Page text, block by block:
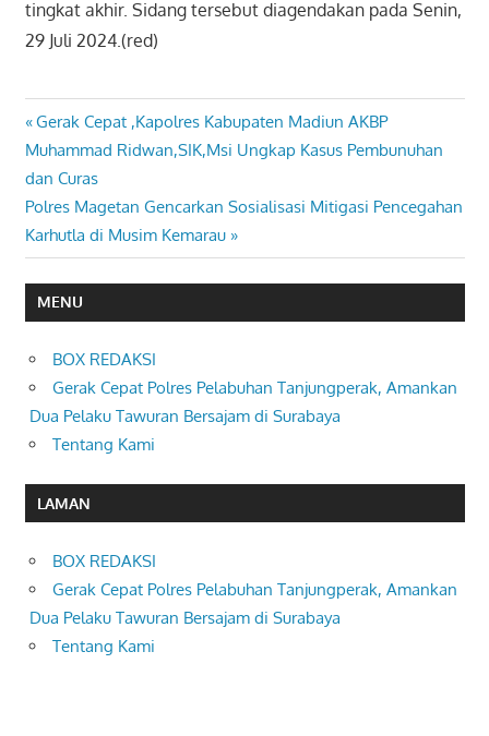
tingkat akhir. Sidang tersebut diagendakan pada Senin,
29 Juli 2024.(red)
Navigasi
pos
Previous
Post:
Gerak Cepat ,Kapolres Kabupaten Madiun AKBP
Muhammad Ridwan,SIK,Msi Ungkap Kasus Pembunuhan
dan Curas
Next
Post:
Polres Magetan Gencarkan Sosialisasi Mitigasi Pencegahan
Karhutla di Musim Kemarau
MENU
BOX REDAKSI
Gerak Cepat Polres Pelabuhan Tanjungperak, Amankan
Dua Pelaku Tawuran Bersajam di Surabaya
Tentang Kami
LAMAN
BOX REDAKSI
Gerak Cepat Polres Pelabuhan Tanjungperak, Amankan
Dua Pelaku Tawuran Bersajam di Surabaya
Tentang Kami